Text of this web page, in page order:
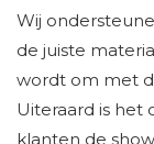
Wij
de juiste
wordt om met
Uiteraard is het
klanten de